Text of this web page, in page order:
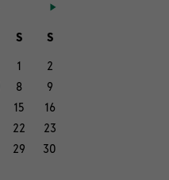
S
S
1
2
8
9
15
16
22
23
29
30